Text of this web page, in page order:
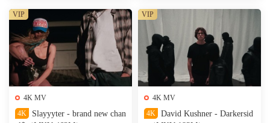
4K MV
4K
Slayyyter - brand new chan
VIP
4K MV
4K
David Kushner - Darkersid
VIP